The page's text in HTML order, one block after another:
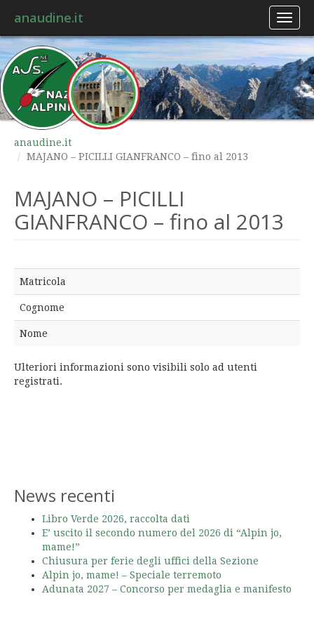
anaudine.it
anaudine.it
MAJANO – PICILLI GIANFRANCO – fino al 2013
MAJANO – PICILLI
GIANFRANCO – fino al 2013
Matricola
Cognome
Nome
Ulteriori informazioni sono visibili solo ad utenti
registrati.
News recenti
Libro Verde 2026, raccolta dati
E’ uscito il secondo numero del 2026 di “Alpin jo,
mame!”
Chiusura per ferie degli uffici della Sezione
Alpin jo, mame! – Speciale terremoto
Adunata 2027 – Concorso per medaglia e manifesto